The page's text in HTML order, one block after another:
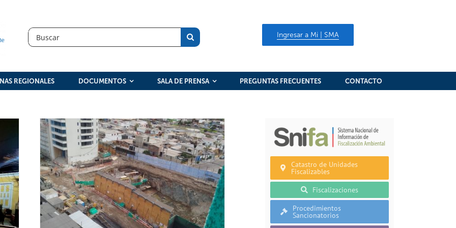
Search
for:
Ingresar a Mi | SMA
REGIONALES DOCUMENTOS SALA DE PRENSA PREGUNTAS FRECUENTES CONTACTO
Catastro de Unidades
Fiscalizables
Fiscalizaciones
Procedimientos
Sancionatorios